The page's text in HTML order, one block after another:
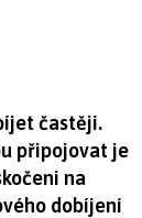
častěji.
připojovat je
na
dobíjení